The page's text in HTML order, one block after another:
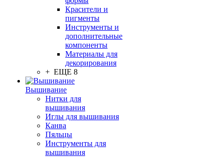
Красители и
пигменты
Инструменты и
дополнительные
компоненты
Материалы для
декорирования
+ ЕЩЕ 8
Вышивание
Нитки для
вышивания
Иглы для вышивания
Канва
Пяльцы
Инструменты для
вышивания